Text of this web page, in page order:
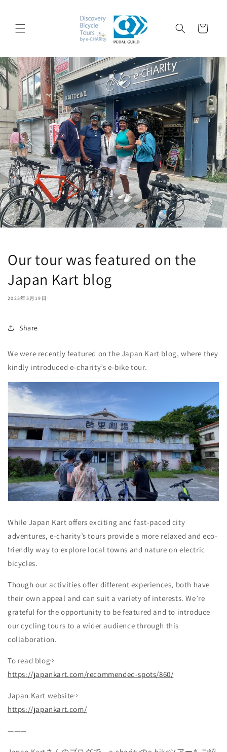
ー
Our tour was featured on the
Japan Kart blog
2025年5月19日
Share
We were recently featured on the Japan Kart blog, where they
kindly introduced e-charity’s e-bike tour.
While Japan Kart offers exciting and fast-paced city
adventures, e-charity’s tours provide a more relaxed and eco-
friendly way to explore local towns and nature on electric
bicycles.
Though our activities offer different experiences, both have
their own appeal and can suit a variety of interests. We’re
grateful for the opportunity to be featured and to introduce
our cycling tours to a wider audience through this
collaboration.
To read blog⇨
https://japankart.com/recommended-spots/860/
Japan Kart website⇨
https://japankart.com/
———